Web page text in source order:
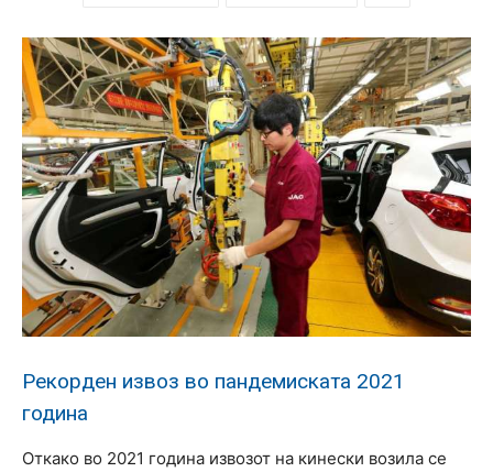
Рекорден извоз во пандемиската 2021
година
Откако во 2021 година извозот на кинески возила се